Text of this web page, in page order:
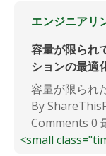
エンジニアリ
容量が限られ
ションの最適
容量が限られ
By
Comments 0
<small